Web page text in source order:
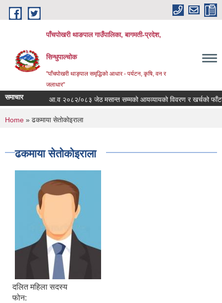
Skip to main content
पाँचपोखरी थाङपाल गाउँपालिका, बागमती-प्रदेश,
सिन्धुपाल्चोक
"पाँचपोखरी थाङ्पाल समृद्धिको आधार - पर्यटन, कृषि, वन र
जलाधार"
समाचार आ.व २०८२/०८३ जेठ मसान्त सम्मको आयव्यायको विवरण र खर्चको फाँटबारी
You are here
Home » ढकमाया सेताेकाेइराला
ढकमाया सेताेकाेइराला
दलित महिला सदस्य
फोन: